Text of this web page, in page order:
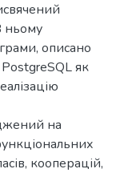
ньому
описано
як
на
кооперацій,